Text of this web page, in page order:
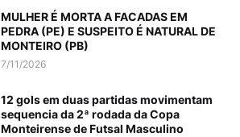
MULHER É MORTA A FACADAS EM
PEDRA (PE) E SUSPEITO É NATURAL DE
MONTEIRO (PB)
7/11/2026
12 gols em duas partidas movimentam
sequencia da 2ª rodada da Copa
Monteirense de Futsal Masculino